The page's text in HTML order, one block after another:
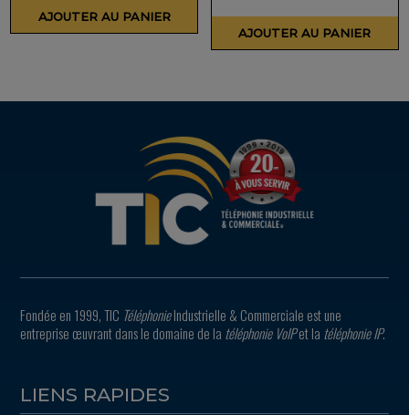
AJOUTER AU PANIER
AJOUTER AU PANIER
Fondée en 1999, TIC TéléphonieIndustrielle & Commerciale est une
entreprise œuvrant dans le domaine de la téléphonie VoIPet la téléphonie IP.
LIENS RAPIDES